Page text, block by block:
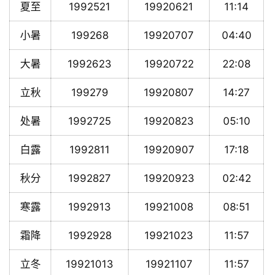
夏至 1992521 19920621 11:14
小暑 199268 19920707 04:40
大暑 1992623 19920722 22:08
立秋 199279 19920807 14:27
处暑 1992725 19920823 05:10
白露 1992811 19920907 17:18
秋分 1992827 19920923 02:42
寒露 1992913 19921008 08:51
霜降 1992928 19921023 11:57
立冬 19921013 19921107 11:57